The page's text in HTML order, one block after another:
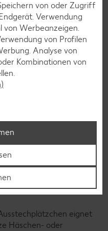
Hühnerei, säubere es
Danach füllst du es
Kressesamen darauf.
Ei an einen warmen,
Halte die Erde feucht.
ob die Samen schon
mit
eignet
Häschen- oder
von oder Zugriff
Verwendung
von Werbeanzeigen.
von Profilen
Analyse von
Kombinationen von